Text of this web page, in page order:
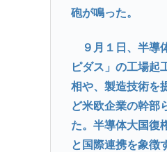
砲が鳴った。
９月１日、半導
ピダス」の工場起
相や、製造技術を
ど米欧企業の幹部
た。半導体大国復
と国際連携を象徴